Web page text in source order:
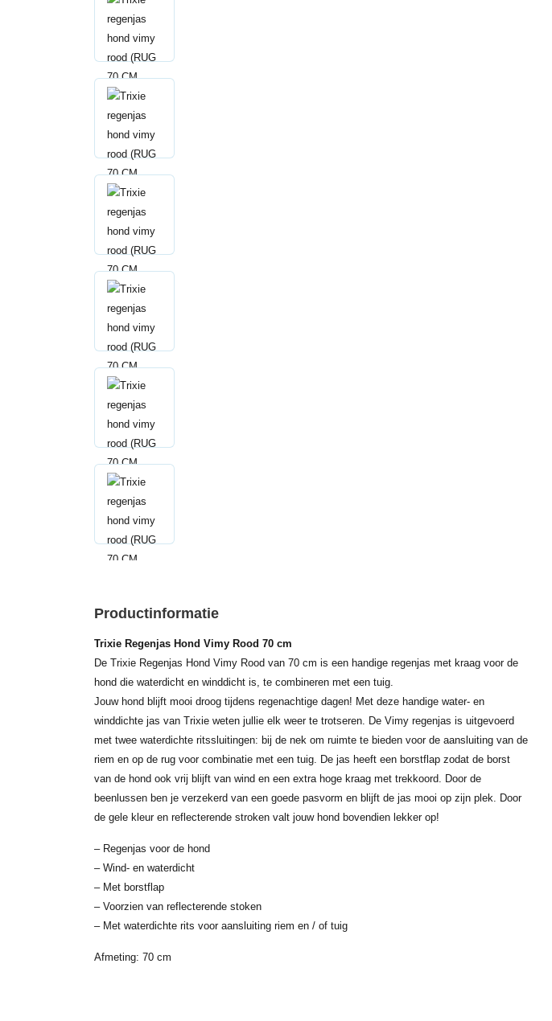
Productinformatie
Trixie Regenjas Hond Vimy Rood 70 cm
De Trixie Regenjas Hond Vimy Rood van 70 cm is een handige regenjas met kraag voor de
hond die waterdicht en winddicht is, te combineren met een tuig.
Jouw hond blijft mooi droog tijdens regenachtige dagen! Met deze handige water- en
winddichte jas van Trixie weten jullie elk weer te trotseren. De Vimy regenjas is uitgevoerd
met twee waterdichte ritssluitingen: bij de nek om ruimte te bieden voor de aansluiting van de
riem en op de rug voor combinatie met een tuig. De jas heeft een borstflap zodat de borst
van de hond ook vrij blijft van wind en een extra hoge kraag met trekkoord. Door de
beenlussen ben je verzekerd van een goede pasvorm en blijft de jas mooi op zijn plek. Door
de gele kleur en reflecterende stroken valt jouw hond bovendien lekker op!
– Regenjas voor de hond
– Wind- en waterdicht
– Met borstflap
– Voorzien van reflecterende stoken
– Met waterdichte rits voor aansluiting riem en / of tuig
Afmeting: 70 cm